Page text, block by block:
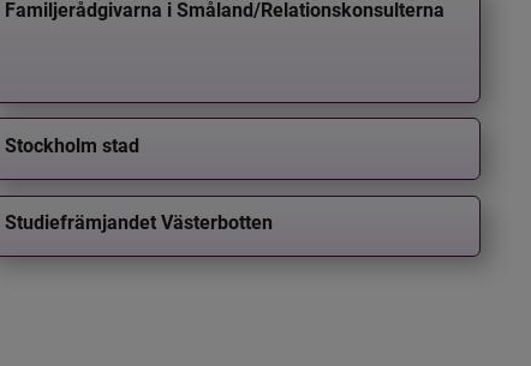
Familjerådgivarna i Småland/Relationskonsulterna
Stockholm stad
Studiefrämjandet Västerbotten